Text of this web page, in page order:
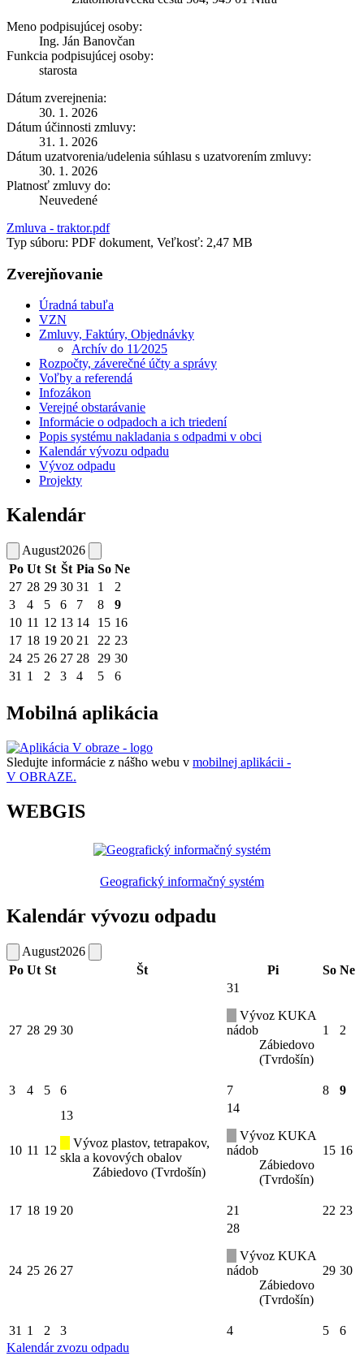
Meno podpisujúcej osoby:
Ing. Ján Banovčan
Funkcia podpisujúcej osoby:
starosta
Dátum zverejnenia:
30. 1. 2026
Dátum účinnosti zmluvy:
31. 1. 2026
Dátum uzatvorenia/udelenia súhlasu s uzatvorením zmluvy:
30. 1. 2026
Platnosť zmluvy do:
Neuvedené
Zmluva - traktor.pdf
Typ súboru: PDF dokument, Veľkosť: 2,47 MB
Zverejňovanie
Úradná tabuľa
VZN
Zmluvy, Faktúry, Objednávky
Archív do 11⁄2025
Rozpočty, záverečné účty a správy
Voľby a referendá
Infozákon
Verejné obstarávanie
Informácie o odpadoch a ich triedení
Popis systému nakladania s odpadmi v obci
Kalendár vývozu odpadu
Vývoz odpadu
Projekty
Kalendár
August2026
Po Ut St Št Pia So Ne
27 28 29 30 31 1
2
3
4 5 6 7 8
9
10 11 12 13 14 15 16
17 18 19 20 21 22 23
24 25 26 27 28 29 30
31 1 2 3 4 5 6
Mobilná aplikácia
Sledujte informácie z nášho webu v mobilnej aplikácii -
V OBRAZE.
WEBGIS
Geografický informačný systém
Kalendár vývozu odpadu
August2026
Po Ut St Št Pi So Ne
27 28 29 30
31
Vývoz KUKA
nádob
Zábiedovo
(Tvrdošín)
1 2
3 4 5 6 7 8 9
10 11 12
13
Vývoz plastov, tetrapakov,
skla a kovových obalov
Zábiedovo (Tvrdošín)
14
Vývoz KUKA
nádob
Zábiedovo
(Tvrdošín)
15 16
17 18 19 20 21 22 23
24 25 26 27
28
Vývoz KUKA
nádob
Zábiedovo
(Tvrdošín)
29 30
31 1 2 3 4 5
6
Kalendár zvozu odpadu